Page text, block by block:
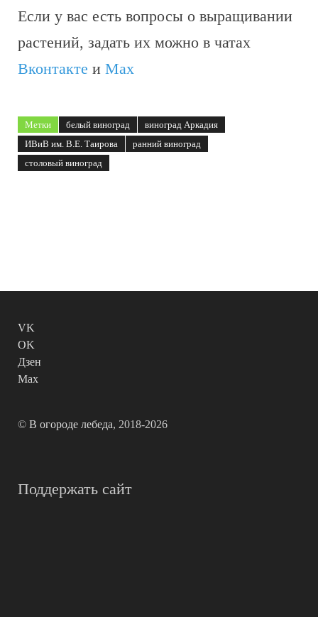
Если у вас есть вопросы о выращивании
растений, задать их можно в чатах
Вконтакте и Max
Метки белый виноград
виноград Аркадия
ИВиВ им. В.Е. Таирова
ранний виноград
столовый виноград
VK
OK
Дзен
Max
© В огороде лебеда, 2018-2026
Поддержать сайт